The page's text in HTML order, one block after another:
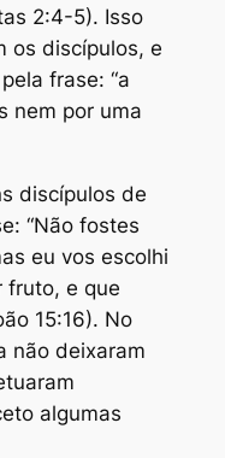
2:4-5). Isso
os discípulos, e
frase: “a
nem por uma
discípulos de
“Não fostes
eu vos escolhi
fruto, e que
15:16). No
não deixaram
algumas